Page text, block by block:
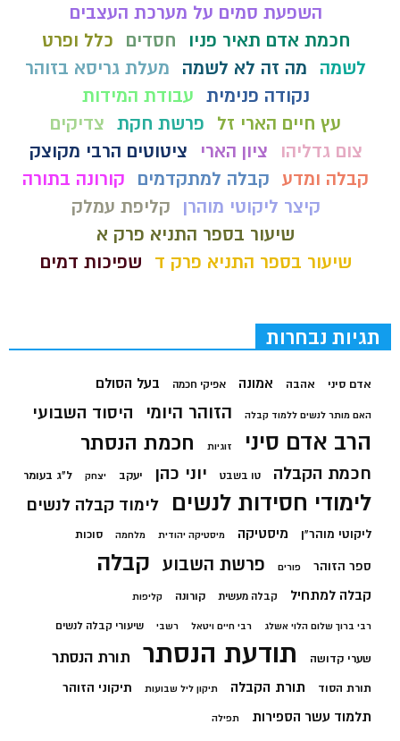
השפעת סמים על מערכת העצבים
חכמת אדם תאיר פניו
חסדים
כלל ופרט
לשמה
מה זה לא לשמה
מעלת גריסא בזוהר
נקודה פנימית עבודת המידות
עץ חיים הארי זל
פרשת חקת צדיקים
צום גדליהו
ציון הארי
ציטוטים הרבי מקוצק
קבלה ומדע קבלה למתקדמים
קורונה בתורה
קיצר ליקוטי מוהרן
קליפת עמלק
שיעור בספר התניא פרק א
שיעור בספר התניא פרק ד
שפיכות דמים
תגיות נבחרות
אדם סיני אהבה אמונה אפיקי חכמה בעל הסולם
האם מותר לנשים ללמוד קבלה הזוהר היומי היסוד השבועי
הרב אדם סיני זוגיות חכמת הנסתר
חכמת הקבלה טו בשבט יוני כהן יעקב יצחק ל"ג בעומר
לימודי חסידות לנשים לימוד קבלה לנשים
ליקוטי מוהר"ן מיסטיקה מיסטיקה יהודית מלחמה סוכות
ספר הזוהר פורים פרשת השבוע קבלה
קבלה למתחיל קבלה מעשית קורונה קליפות
רבי ברוך שלום הלוי אשלג רבי חיים ויטאל רשבי שיעורי קבלה לנשים
שערי קדושה תודעת הנסתר תורת הנסתר
תורת הסוד תורת הקבלה תיקון ליל שבועות תיקוני הזוהר
תלמוד עשר הספירות תפילה